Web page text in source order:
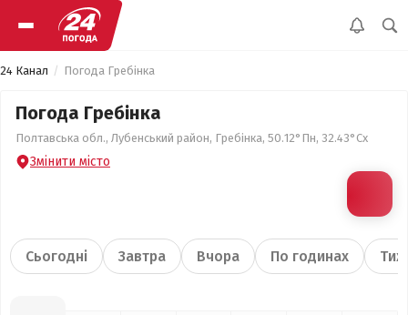
24 Канал Погода Гребінка
Погода Гребінка
Полтавська обл., Лубенський район, Гребінка, 50.12°Пн, 32.43°Сх
Змінити місто
Сьогодні Завтра Вчора По годинах